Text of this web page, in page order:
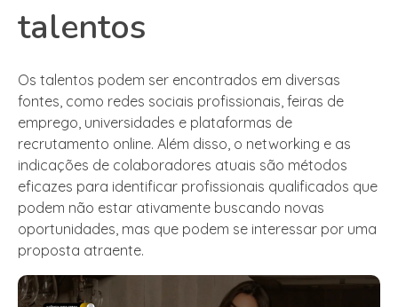
talentos
Os talentos podem ser encontrados em diversas
fontes, como redes sociais profissionais, feiras de
emprego, universidades e plataformas de
recrutamento online. Além disso, o networking e as
indicações de colaboradores atuais são métodos
eficazes para identificar profissionais qualificados que
podem não estar ativamente buscando novas
oportunidades, mas que podem se interessar por uma
proposta atraente.